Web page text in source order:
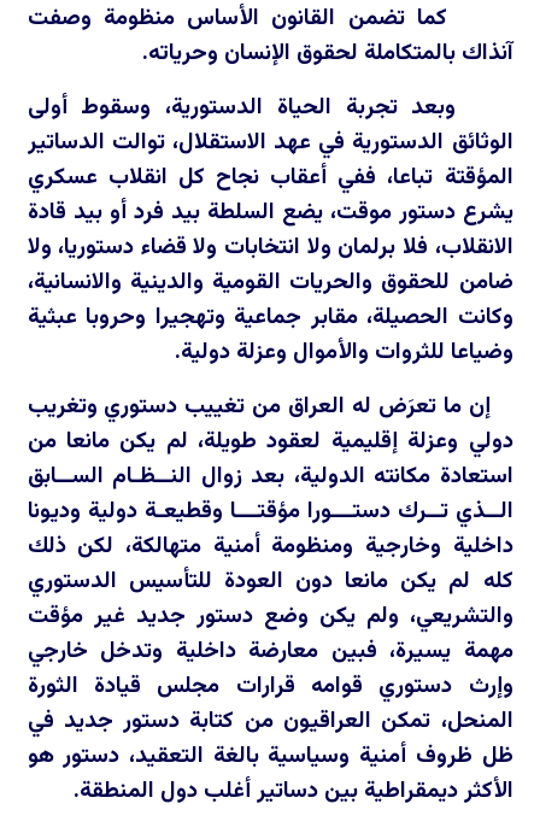
كما تضمن القانون الأساس منظومة وصفت
آنذاك بالمتكاملة لحقوق الإنسان وحرياته.
وبعد تجربة الحياة الدستورية، وسقوط أولى
الوثائق الدستورية في عهد الاستقلال، توالت الدساتير
المؤقتة تباعا، ففي أعقاب نجاح كل انقلاب عسكري
يشرع دستور موقت، يضع السلطة بيد فرد أو بيد قادة
الانقلاب، فلا برلمان ولا انتخابات ولا قضاء دستوريا، ولا
ضامن للحقوق والحريات القومية والدينية والانسانية،
وكانت الحصيلة، مقابر جماعية وتهجيرا وحروبا عبثية
وضياعا للثروات والأموال وعزلة دولية.
إن ما تعرَض له العراق من تغييب دستوري وتغريب
دولي وعزلة إقليمية لعقود طويلة، لم يكن مانعا من
استعادة مكانته الدولية، بعد زوال النــظـام الســابق
الــذي تــرك دستـــورا مؤقتـــا وقطيعـة دولية وديونا
داخلية وخارجية ومنظومة أمنية متهالكة، لكن ذلك
كله لم يكن مانعا دون العودة للتأسيس الدستوري
والتشريعي، ولم يكن وضع دستور جديد غير مؤقت
مهمة يسيرة، فبين معارضة داخلية وتدخل خارجي
وإرث دستوري قوامه قرارات مجلس قيادة الثورة
المنحل، تمكن العراقيون من كتابة دستور جديد في
ظل ظروف أمنية وسياسية بالغة التعقيد، دستور هو
الأكثر ديمقراطية بين دساتير أغلب دول المنطقة.